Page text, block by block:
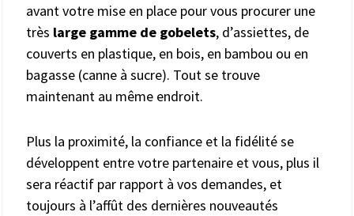
avant votre mise en place pour vous procurer une
très large gamme de gobelets, d’assiettes, de
couverts en plastique, en bois, en bambou ou en
bagasse (canne à sucre). Tout se trouve
maintenant au même endroit.
Plus la proximité, la confiance et la fidélité se
développent entre votre partenaire et vous, plus il
sera réactif par rapport à vos demandes, et
toujours à l’affût des dernières nouveautés